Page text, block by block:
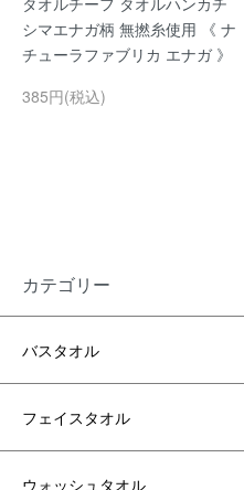
シマエナガ柄 無撚糸使用 《 ナ
チューラファブリカ エナガ 》
385円(税込)
カテゴリー
バスタオル
フェイスタオル
ウォッシュタオル